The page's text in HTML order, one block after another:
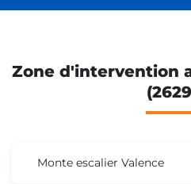
Zone d'intervention
Monte escalier Valence